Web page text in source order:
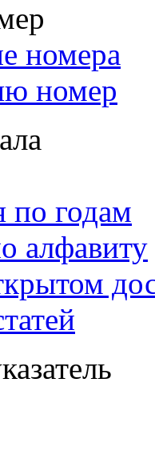
номера
номер
по годам
алфавиту